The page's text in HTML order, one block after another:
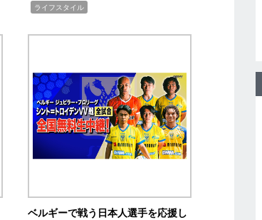
ライフスタイル
ベルギーで戦う日本人選手を応援し